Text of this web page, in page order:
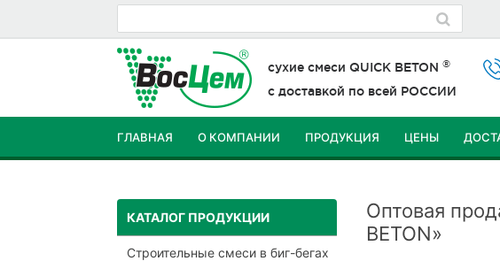
сухие смеси QUICK BETON ®
с доставкой по всей РОССИИ
ГЛАВНАЯ О КОМПАНИИ ПРОДУКЦИЯ ЦЕНЫ
Оптовая
BETON»
КАТАЛОГ ПРОДУКЦИИ
Строительные смеси в биг-бегах